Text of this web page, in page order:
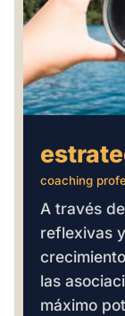
coaching
A través
reflexivas
las
máximo